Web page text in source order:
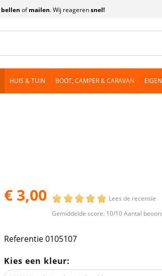
bellen ofmailen. Wij reagerensnel!
HUIS & TUIN BOOT, CAMPER & CARAVAN
€ 3,00
Lees de recensie
Gemiddelde score: 10/10 Aantal
Referentie0105107
Kies een kleur: